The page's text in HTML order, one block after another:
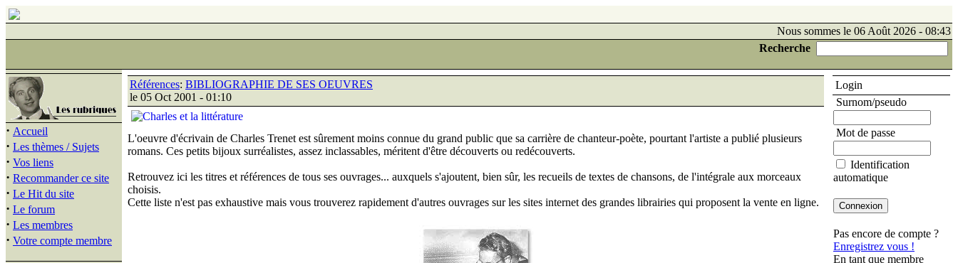
Nous sommes le 06 Août 2026 - 08:43
Recherche
· Accueil
· Les thèmes / Sujets
· Vos liens
· Recommander ce site
· Le Hit du site
· Le forum
· Les membres
· Votre compte membre
Références: BIBLIOGRAPHIE DE SES OEUVRES
le 05 Oct 2001 - 01:10
L'oeuvre d'écrivain de Charles Trenet est sûrement moins connue du grand public que sa carrière de chanteur-poète, pourtant l'artiste a publié plusieurs
romans. Ces petits bijoux surréalistes, assez inclassables, méritent d'être découverts ou redécouverts.
Retrouvez ici les titres et références de tous ses ouvrages... auxquels s'ajoutent, bien sûr, les recueils de textes de chansons, de l'intégrale aux morceaux
choisis.
Cette liste n'est pas exhaustive mais vous trouverez rapidement d'autres ouvrages sur les sites internet des grandes librairies qui proposent la vente en ligne.
Login
Surnom/pseudo
Mot de passe
Identification
automatique
Pas encore de compte ?
Enregistrez vous !
En tant que membre